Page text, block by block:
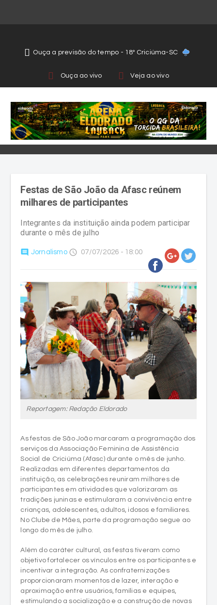
Ouça a previsão do tempo - 18º Criciúma-SC
Ouça ao vivo Veja ao vivo
Festas de São João da Afasc reúnem
milhares de participantes
Integrantes da instituição ainda podem participar
durante o mês de julho
comment Jornalismo access_time 07/07/2026 - 18:00
Reportagem: Redação Eldorado
As festas de São João marcaram a programação dos
serviços da Associação Feminina de Assistência
Social de Criciúma (Afasc) durante o mês de junho.
Realizadas em diferentes departamentos da
instituição, as celebrações reuniram milhares de
participantes em atividades que valorizaram as
tradições juninas e estimularam a convivência entre
crianças, adolescentes, adultos, idosos e familiares.
No Clube de Mães, parte da programação segue ao
longo do mês de julho.
Além do caráter cultural, as festas tiveram como
objetivo fortalecer os vínculos entre os participantes e
incentivar a integração. As confraternizações
proporcionaram momentos de lazer, interação e
aproximação entre usuários, famílias e equipes,
estimulando a socialização e a construção de novas